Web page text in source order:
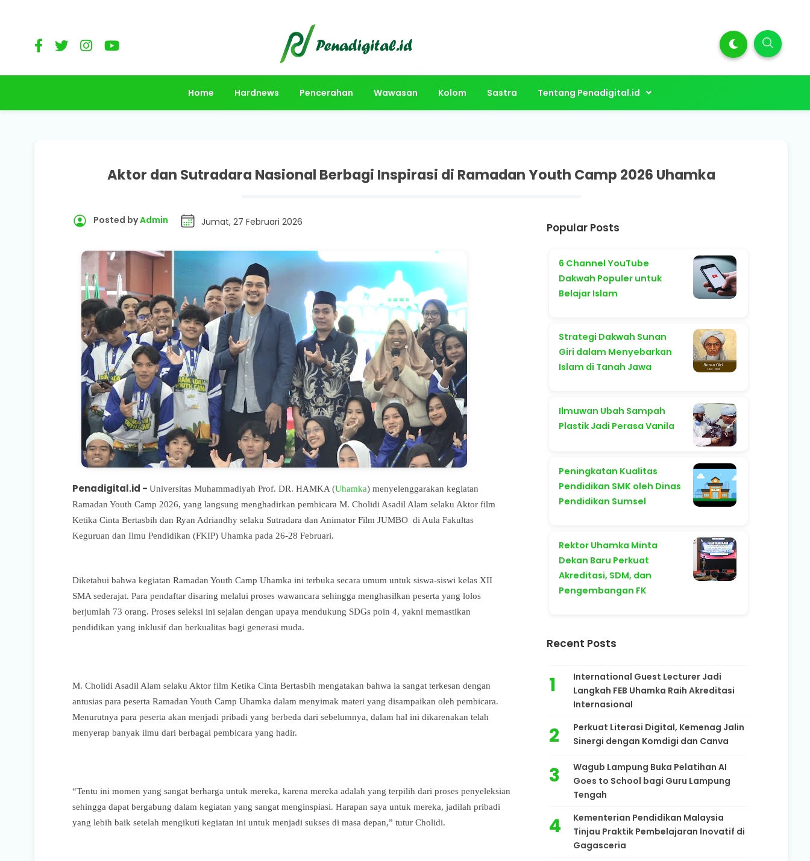
Home Hardnews Pencerahan Wawasan Kolom Sastra Tentang Penadigital.id
Aktor dan Sutradara Nasional Berbagi Inspirasi di Ramadan Youth Camp 2026 Uhamka
Posted byAdmin Jumat, 27 Februari 2026
Penadigital.id - Universitas Muhammadiyah Prof. DR. HAMKA (Uhamka) menyelenggarakan kegiatan
Ramadan Youth Camp 2026, yang langsung menghadirkan pembicara M. Cholidi Asadil Alam selaku Aktor film
Ketika Cinta Bertasbih dan Ryan Adriandhy selaku Sutradara dan Animator Film JUMBO di Aula Fakultas
Keguruan dan Ilmu Pendidikan (FKIP) Uhamka pada 26-28 Februari.
Diketahui bahwa kegiatan Ramadan Youth Camp Uhamka ini terbuka secara umum untuk siswa-siswi kelas XII
SMA sederajat. Para pendaftar disaring melalui proses wawancara sehingga menghasilkan peserta yang lolos
berjumlah 73 orang. Proses seleksi ini sejalan dengan upaya mendukung SDGs poin 4, yakni memastikan
pendidikan yang inklusif dan berkualitas bagi generasi muda.
M. Cholidi Asadil Alam selaku Aktor film Ketika Cinta Bertasbih mengatakan bahwa ia sangat terkesan dengan
antusias para peserta Ramadan Youth Camp Uhamka dalam menyimak materi yang disampaikan oleh pembicara.
Menurutnya para peserta akan menjadi pribadi yang berbeda dari sebelumnya, dalam hal ini dikarenakan telah
menyerap banyak ilmu dari berbagai pembicara yang hadir.
“Tentu ini momen yang sangat berharga untuk mereka, karena mereka adalah yang terpilih dari proses penyeleksian
sehingga dapat bergabung dalam kegiatan yang sangat menginspiasi. Harapan saya untuk mereka, jadilah pribadi
yang lebih baik setelah mengikuti kegiatan ini untuk menjadi sukses di masa depan,” tutur Cholidi.
Popular Posts
6 Channel YouTube
Dakwah Populer untuk
Belajar Islam
Strategi Dakwah Sunan
Giri dalam Menyebarkan
Islam di Tanah Jawa
Ilmuwan Ubah Sampah
Plastik Jadi Perasa Vanila
Peningkatan Kualitas
Pendidikan SMK oleh Dinas
Pendidikan Sumsel
Rektor Uhamka Minta
Dekan Baru Perkuat
Akreditasi, SDM, dan
Pengembangan FK
Recent Posts
International Guest Lecturer Jadi
Langkah FEB Uhamka Raih Akreditasi
Internasional
Perkuat Literasi Digital, Kemenag Jalin
Sinergi dengan Komdigi dan Canva
Wagub Lampung Buka Pelatihan AI
Goes to School bagi Guru Lampung
Tengah
Kementerian Pendidikan Malaysia
Tinjau Praktik Pembelajaran Inovatif di
Gagasceria